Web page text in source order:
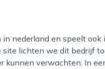
site lichten we dit bedrijf
kunnen verwachten. In